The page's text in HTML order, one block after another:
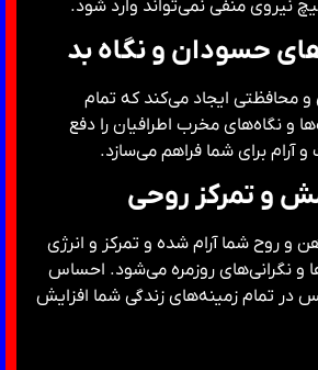
نیروی منفی نمی‌تواند وارد شود.
حسودان و نگاه بد
و محافظتی ایجاد می‌کند که تمام
و نگاه‌های مخرب اطرافیان را دفع
آرام برای شما فراهم می‌سازد.
و تمرکز روحی
و روح شما آرام شده و تمرکز و انرژی
و نگرانی‌های روزمره می‌شود. احساس
در تمام زمینه‌های زندگی شما افزایش